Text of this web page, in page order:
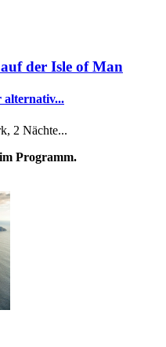
der Isle of Man
alternativ...
2 Nächte...
Programm.